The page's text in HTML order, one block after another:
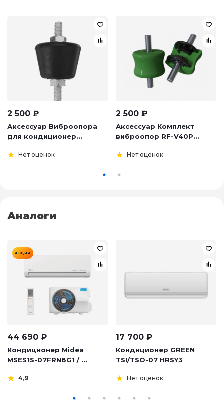
2 500 ₽
Аксессуар Виброопора
для кондиционер...
Нет оценок
2 500 ₽
Аксессуар Комплект
виброопор RF-V40P...
Нет оценок
Аналоги
АКЦИЯ
44 690 ₽
Кондиционер Midea
MSES1S-07FRN8G1 / ...
4,9
17 700 ₽
Кондиционер GREEN
TSI/TSO-07 HRSY3
Нет оценок